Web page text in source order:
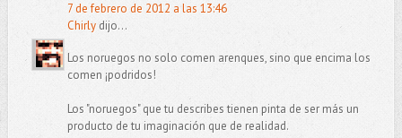
7 de febrero de 2012 a las 13:46
Chirlydijo...
Los noruegos no solo comen arenques, sino que encima los
comen ¡podridos!
Los "noruegos" que tu describes tienen pinta de ser más un
producto de tu imaginación que de realidad.